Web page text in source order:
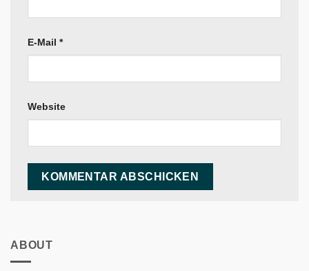
E-Mail *
Website
ABOUT